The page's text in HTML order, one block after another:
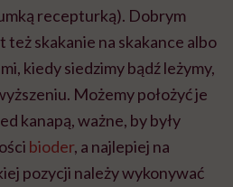
recepturką). Dobrym
skakanie na skakance albo
kiedy siedzimy bądź leżymy,
Możemy położyć je
kanapą, ważne, by były
bioder, a najlepiej na
pozycji należy wykonywać